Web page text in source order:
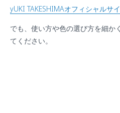
yUKI TAKESHIMAオフィシャルサ
でも、使い方や色の選び方を細か
てください。